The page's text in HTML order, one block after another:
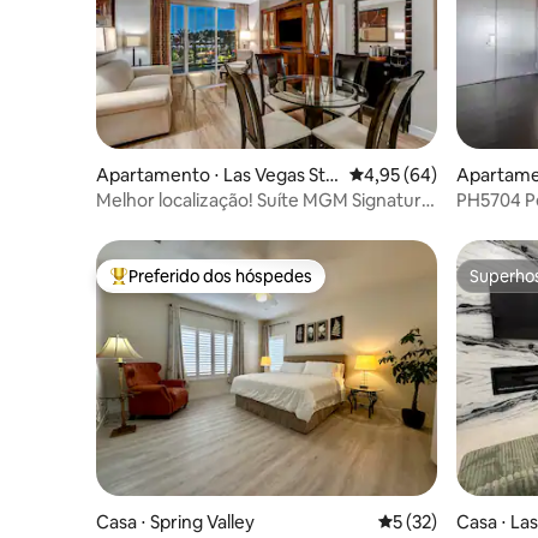
Apartamento ⋅ Las Vegas Stri
p
4,95 de uma avaliação
4,95 (64)
Melhor localização! Suíte MGM Signature
PH5704
Entre os melhores preferidos dos hóspedes
Preferido dos hóspedes
Casa ⋅ Spring Valley 5 de uma
5 (32)
Casa ⋅